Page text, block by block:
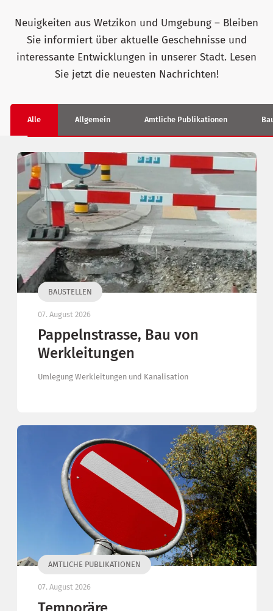
Neuigkeiten aus Wetzikon und Umgebung – Bleiben
Sie informiert über aktuelle Geschehnisse und
interessante Entwicklungen in unserer Stadt. Lesen
Sie jetzt die neuesten Nachrichten!
Alle Allgemein Amtliche Publikationen
BAUSTELLEN
07. August 2026
Pappelnstrasse, Bau von
Werkleitungen
Umlegung Werkleitungen und Kanalisation
AMTLICHE PUBLIKATIONEN
07. August 2026